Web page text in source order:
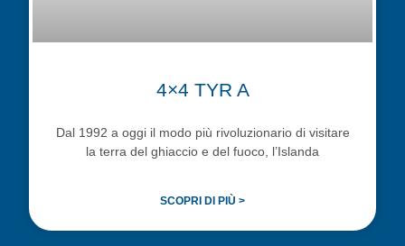
4×4 TYR A
Dal 1992 a oggi il modo più rivoluzionario di visitare
la terra del ghiaccio e del fuoco, l’Islanda
SCOPRI DI PIÙ >